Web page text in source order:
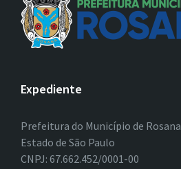
Expediente
Prefeitura do Município de Rosana
Estado de São Paulo
CNPJ: 67.662.452/0001-00